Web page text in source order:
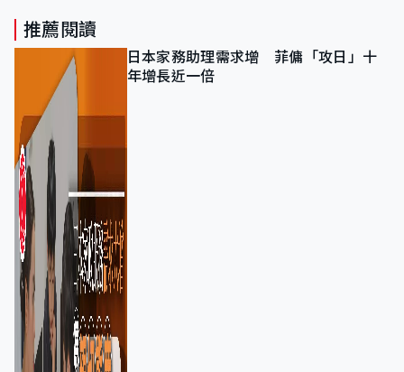
推薦閱讀
日本家務助理需求增 菲傭「攻日」十
年增長近一倍